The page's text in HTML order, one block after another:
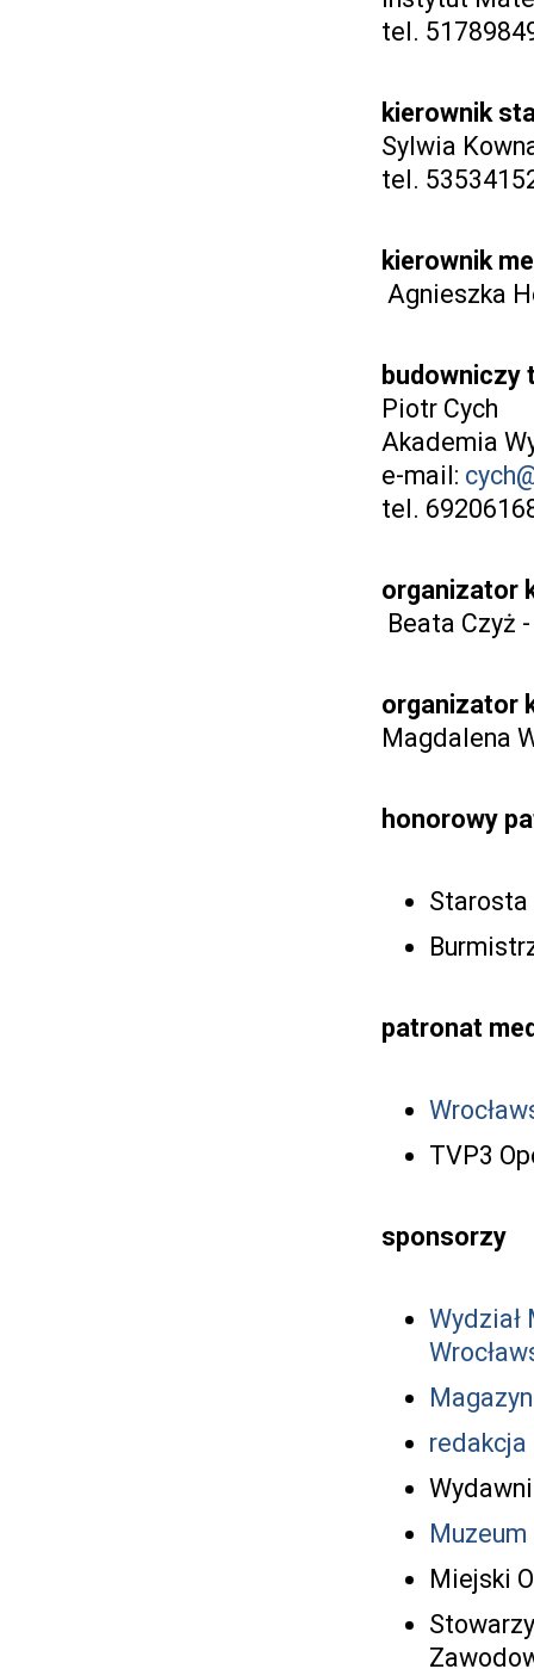
tel.
kierownik
Sylwia
tel.
kierownik
Agnieszka
budowniczy
Piotr Cych
Akademia
e-mail:
tel.
organizator
Beata Czyż
organizator
Magdalena
honorowy
Starosta
patronat
TVP3
sponsorzy
Miejski